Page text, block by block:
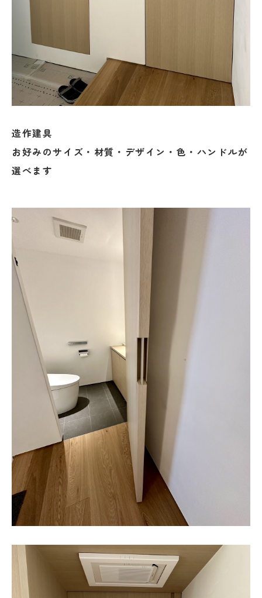
造作建具
お好みのサイズ・材質・デザイン・色・ハンドルが
選べます